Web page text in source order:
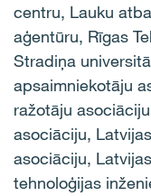
centru, Lauku
aģentūru, Rīgas
Stradiņa
apsaimniekotāju
ražotāju
asociāciju,
asociāciju,
tehnoloģijas